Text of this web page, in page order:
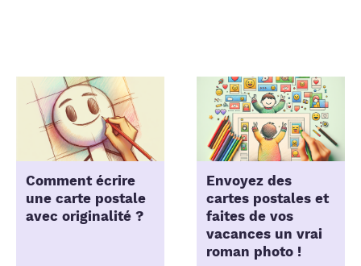
Comment écrire
une carte postale
avec originalité ?
Envoyez des
cartes postales et
faites de vos
vacances un vrai
roman photo !